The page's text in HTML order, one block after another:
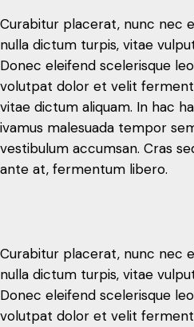
ivamus malesuada tempor
vestibulum accumsan. Cras
ante at, fermentum libero.
Curabitur placerat, nunc nec
nulla dictum turpis, vitae
ivamus malesuada tempor
vestibulum accumsan. Cras
ante at, fermentum libero.
Curabitur placerat, nunc nec
nulla dictum turpis, vitae
Donec eleifend scelerisque
volutpat dolor et velit
vitae dictum aliquam. In hac
ivamus malesuada tempor
vestibulum accumsan. Cras
ante at, fermentum libero.
Curabitur placerat, nunc nec
nulla dictum turpis, vitae
Donec eleifend scelerisque
volutpat dolor et velit